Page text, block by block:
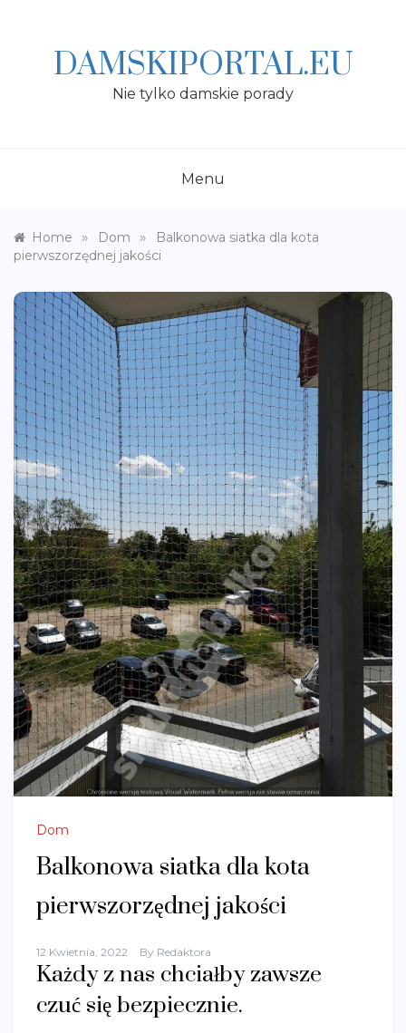
DAMSKIPORTAL.EU
Nie tylko damskie porady
Menu
Home » Dom »
Balkonowa siatka dla kota
pierwszorzędnej jakości
Dom
Balkonowa siatka dla kota
pierwszorzędnej jakości
12 Kwietnia, 2022 By Redaktora
Każdy z nas chciałby zawsze
czuć się bezpiecznie.